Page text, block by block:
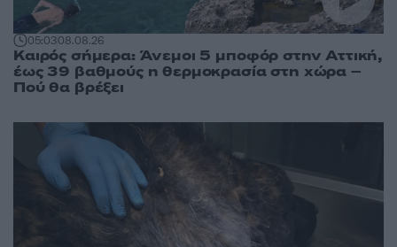
05:0308.08.26
Καιρός σήμερα: Άνεμοι 5 μποφόρ στην Αττική,
έως 39 βαθμούς η θερμοκρασία στη χώρα –
Πού θα βρέξει